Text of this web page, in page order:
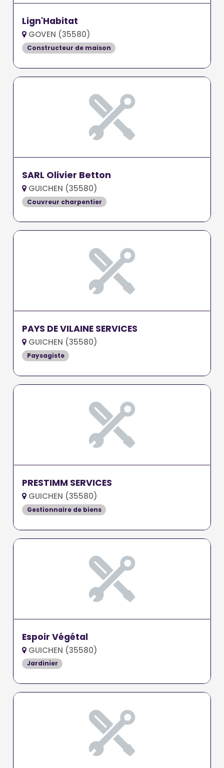
Lign'Habitat
GOVEN (35580)
Constructeur de maison
SARL Olivier Betton
GUICHEN (35580)
Couvreur charpentier
PAYS DE VILAINE SERVICES
GUICHEN (35580)
Paysagiste
PRESTIMM SERVICES
GUICHEN (35580)
Gestionnaire de biens
Espoir Végétal
GUICHEN (35580)
Jardinier